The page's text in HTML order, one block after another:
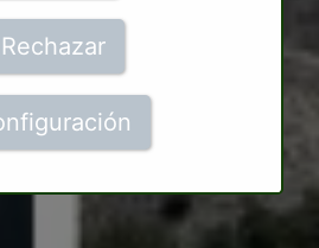
Rechazar